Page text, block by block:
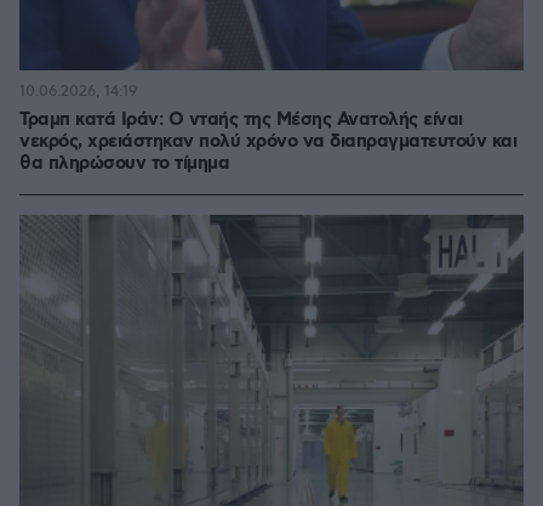
Τραμπ κατά Ιράν: Ο νταής της Μέσης Ανατολής είναι
νεκρός, χρειάστηκαν πολύ χρόνο να διαπραγματευτούν και
θα πληρώσουν το τίμημα
10.06.2026, 14:19